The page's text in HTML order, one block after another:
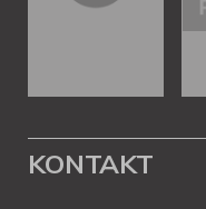
KONTAKT